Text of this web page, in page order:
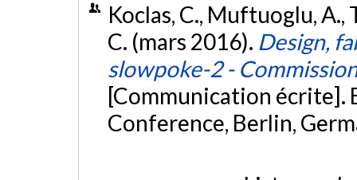
Koclas, C., Muftuoglu, A.,
C. (mars 2016). Design,
slowpoke-2 -
[Communication écrite].
Conference, Berlin,